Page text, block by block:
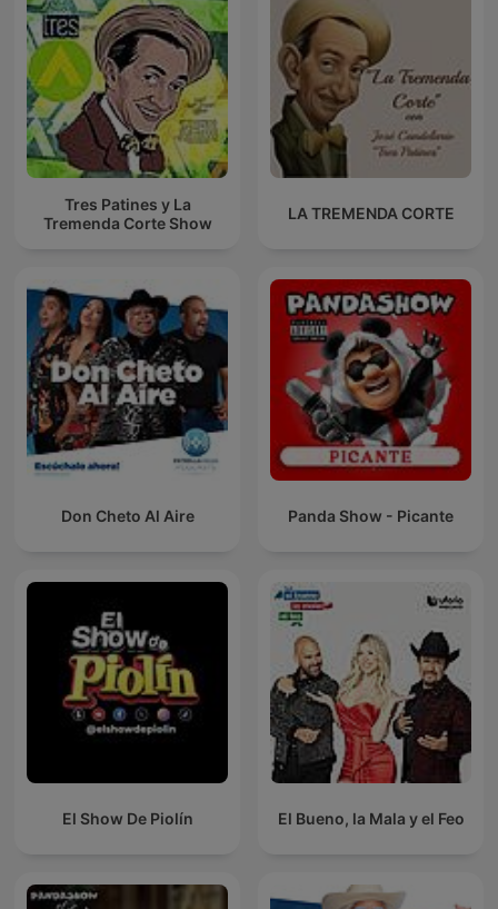
Tres Patines y La
Tremenda Corte Show
LA TREMENDA CORTE
Don Cheto Al Aire Panda Show - Picante
El Show De Piolín El Bueno, la Mala y el Feo